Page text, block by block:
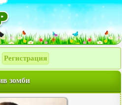
Регистрация
зомби